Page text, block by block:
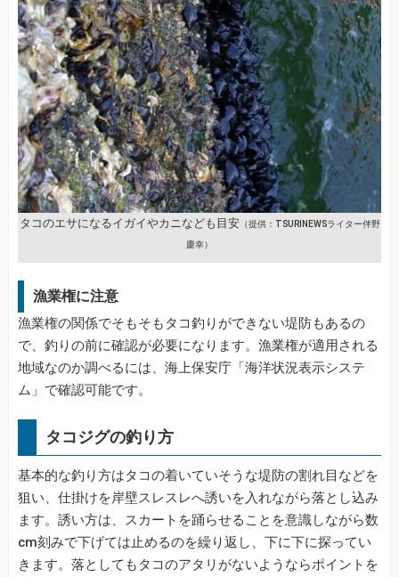
タコのエサになるイガイやカニなども目安（提供：TSURINEWSライター伴野
慶幸）
漁業権に注意
漁業権の関係でそもそもタコ釣りができない堤防もあるの
で、釣りの前に確認が必要になります。漁業権が適用される
地域なのか調べるには、海上保安庁「海洋状況表示システ
ム」で確認可能です。
タコジグの釣り方
基本的な釣り方はタコの着いていそうな堤防の割れ目などを
狙い、仕掛けを岸壁スレスレへ誘いを入れながら落とし込み
ます。誘い方は、スカートを踊らせることを意識しながら数
cm刻みで下げては止めるのを繰り返し、下に下に探ってい
きます。落としてもタコのアタリがないようならポイントを